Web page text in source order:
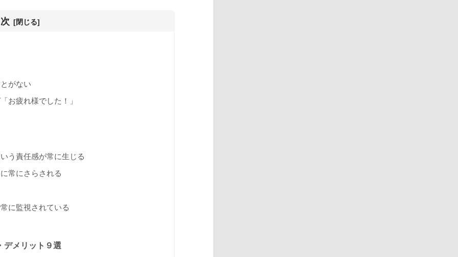
がない
お疲れ様でした！」
う責任感が常に生じる
常にさらされる
に監視されている
デメリット９選